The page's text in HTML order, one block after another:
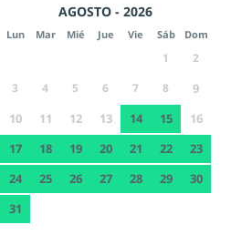
AGOSTO - 2026
Lun Mar Mié Jue Vie Sáb Dom
1
2
3
4 5 6 7 8
9
10
11 12 13 14 15
16
17
18 19 20 21 22
23
24
25 26 27 28 29
30
31